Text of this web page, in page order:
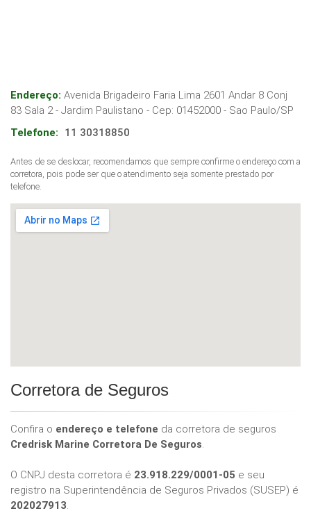
Endereço: Avenida Brigadeiro Faria Lima 2601 Andar 8 Conj
83 Sala 2 - Jardim Paulistano - Cep: 01452000 - Sao Paulo/SP
Telefone:
11 30318850
Antes de se deslocar, recomendamos que sempre confirme o endereço com a
corretora, pois pode ser que o atendimento seja somente prestado por
telefone.
Corretora de Seguros
Confira o endereço e telefone da corretora de seguros
Credrisk Marine Corretora De Seguros.
O CNPJ desta corretora é 23.918.229/0001-05 e seu
registro na Superintendência de Seguros Privados (SUSEP) é
202027913.